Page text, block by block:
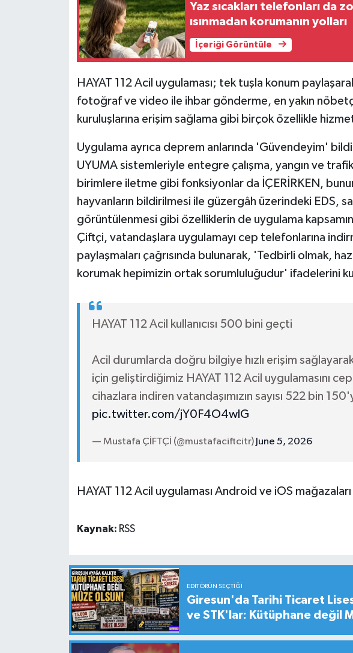
Yaz sıcakları telefonları da
ısınmadan korumanın yolları
İçeriği Görüntüle
HAYAT 112 Acil uygulaması; tek tuşla konum
fotoğraf ve video ile ihbar gönderme, en yakın
kuruluşlarına erişim sağlama gibi birçok özellikle
Uygulama ayrıca deprem anlarında 'Güvendeyim'
UYUMA sistemleriyle entegre çalışma, yangın ve
birimlere iletme gibi fonksiyonlar da İÇERİRKEN, bunun
hayvanların bildirilmesi ile güzergâh üzerindeki EDS,
görüntülenmesi gibi özelliklerin de uygulama
Çiftçi, vatandaşlara uygulamayı cep telefonlarına
paylaşmaları çağrısında bulunarak, 'Tedbirli olmak,
korumak hepimizin ortak sorumluluğudur' ifadelerini
HAYAT 112 Acil kullanıcısı 500 bini geçti
Acil durumlarda doğru bilgiye hızlı erişim sağlayarak
için geliştirdiğimiz HAYAT 112 Acil uygulamasını
cihazlara indiren vatandaşımızın sayısı 522 bin
pic.twitter.com/jY0F4O4wlG
— Mustafa ÇİFTÇİ (@mustafaciftcitr) June 5, 2026
HAYAT 112 Acil uygulaması Android ve iOS
Kaynak: RSS
EDITÖRÜN SEÇTIĞI
Giresun'da Tarihi Ticaret
ve STK'lar: Kütüphane değil